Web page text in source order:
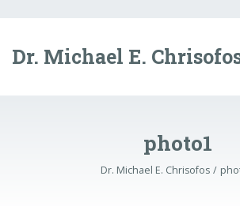
Dr. Michael E.
photo1
Dr. Michael E. Chrisofos